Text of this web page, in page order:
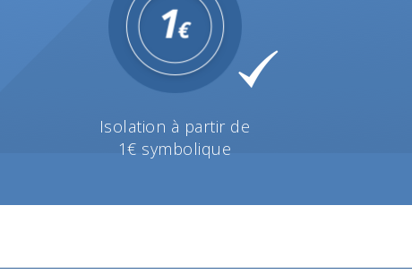
Isolation à partir de
1€ symbolique